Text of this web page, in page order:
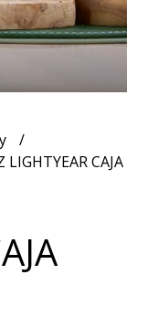
LIGHTYEAR CAJA